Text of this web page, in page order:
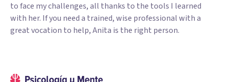
to face my challenges, all thanks to the tools I learned
with her. If you need a trained, wise professional with a
great vocation to help, Anita is the right person.